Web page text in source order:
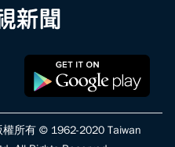
所有 © 1962-2020 Taiwan